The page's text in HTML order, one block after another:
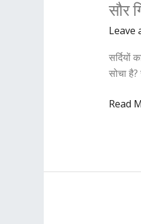
सौर
Leave
सर्दियों
सोचा
सौर
गिज़र:
में
ऊर्जा
का
Read